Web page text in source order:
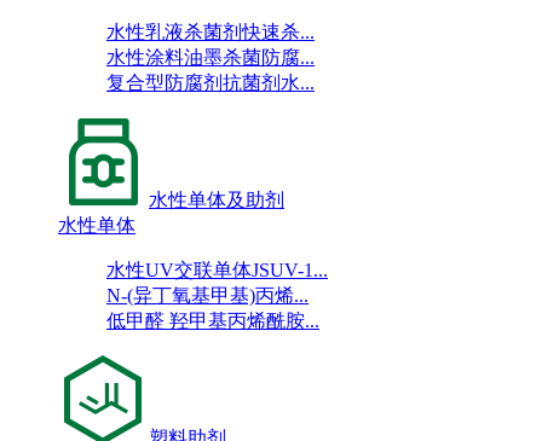
水性乳液杀菌剂快速杀...
水性涂料油墨杀菌防腐...
复合型防腐剂抗菌剂水...
水性单体及助剂
水性单体
水性UV交联单体JSUV-1...
N-(异丁氧基甲基)丙烯...
低甲醛 羟甲基丙烯酰胺...